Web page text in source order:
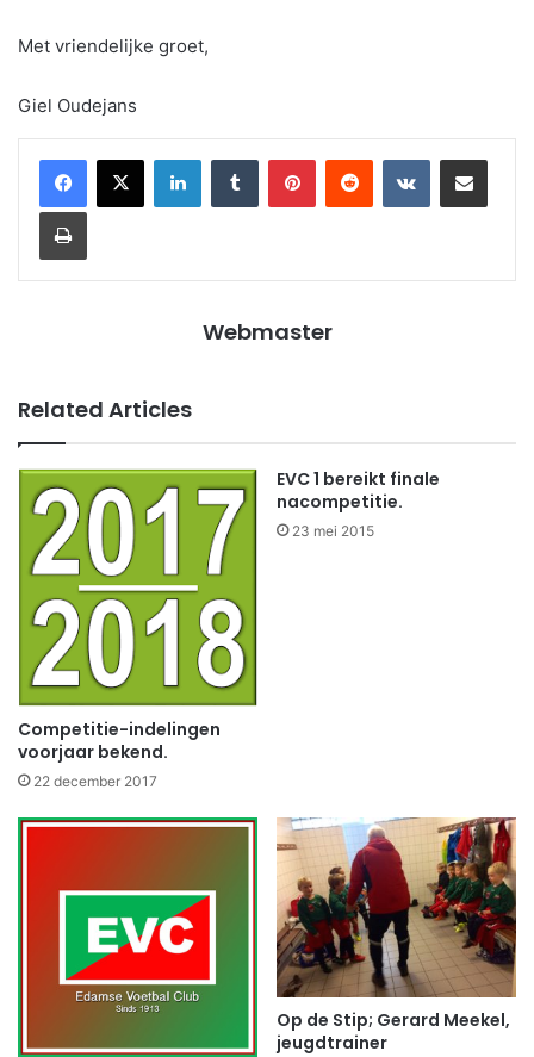
Met vriendelijke groet,
Giel Oudejans
LinkedInTumblr PinterestReddit VKontakteShare via Email
Print
Webmaster
Related Articles
Competitie-indelingen
voorjaar bekend.
22 december 2017
EVC 1 bereikt finale
nacompetitie.
23 mei 2015
Op de Stip; Gerard Meekel,
jeugdtrainer